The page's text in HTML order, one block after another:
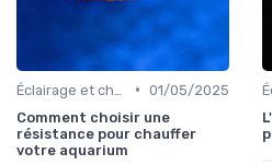
• 01/05/2025
Comment choisir une
résistance pour chauffer
votre aquarium